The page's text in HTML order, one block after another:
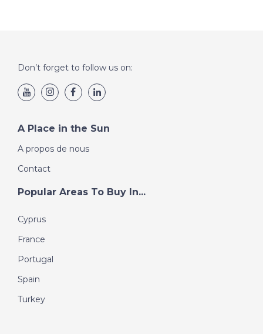
Don’t forget to follow us on:
A Place in the Sun
A propos de nous
Contact
Popular Areas To Buy In...
Cyprus
France
Portugal
Spain
Turkey